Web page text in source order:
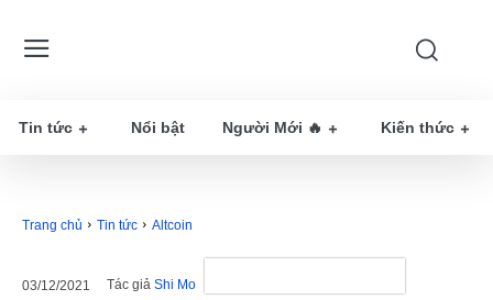
Tin tức Nổi bật Người Mới 🔥 Kiến thức
Trang chủ Tin tức Altcoin
03/12/2021 Tác giả Shi Mo